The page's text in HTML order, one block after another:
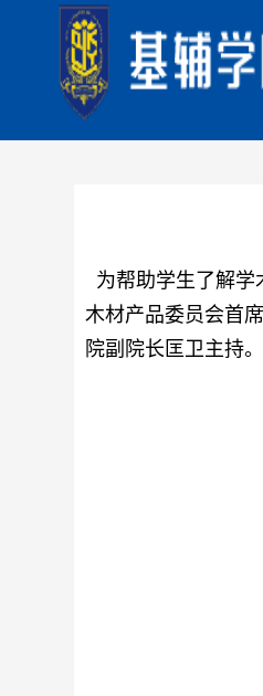
为帮助学生了解学
木材产品委员会首
院副院长匡卫主持。